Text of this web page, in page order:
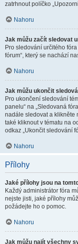
zatrhnout políčko
Nahoru
Jak můžu začít sledovat
Pro sledování určitého
fórum“, který se nachází
Nahoru
Jak můžu ukončit
Pro ukončení sledování
panelu“ na „Sledovaná
nadále sledovat a klikněte
také kliknout v tématu na
odkaz „Ukončit sledování
Nahoru
Přílohy
Jaké přílohy jsou na
Každý administrátor fóra
nejste jisti, jaké přílohy
požádejte ho o pomoc.
Nahoru
Jak můžu najít všechny